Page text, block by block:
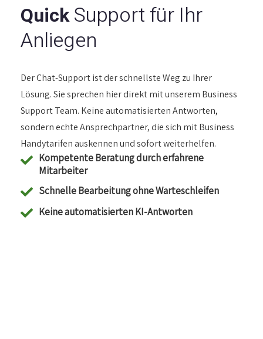
QuickSupport für Ihr
Anliegen
Der Chat-Support ist der schnellste Weg zu Ihrer
Lösung. Sie sprechen hier direkt mit unserem Business
Support Team. Keine automatisierten Antworten,
sondern echte Ansprechpartner, die sich mit Business
Handytarifen auskennen und sofort weiterhelfen.
Kompetente Beratung durch erfahrene
Mitarbeiter
Schnelle Bearbeitung ohne Warteschleifen
Keine automatisierten KI-Antworten